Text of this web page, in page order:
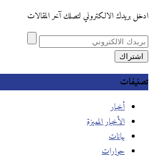
ادخل بريدك الالكتروني لتصلك آخر المقالات
تصنيفات
أخبار
الأخبار المميزة
بيانات
حوارات